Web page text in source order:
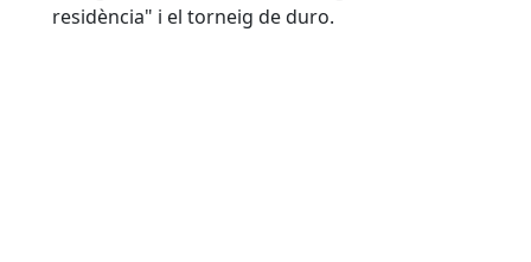
residència" i el torneig de duro.